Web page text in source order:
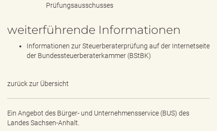
Prüfungsausschusses
weiterführende Informationen
Informationen zur Steuerberaterprüfung auf der Internetseite
der Bundessteuerberaterkammer (BStBK)
zurück zur Übersicht
Ein Angebot des Bürger- und Unternehmensservice (BUS) des
Landes Sachsen-Anhalt.